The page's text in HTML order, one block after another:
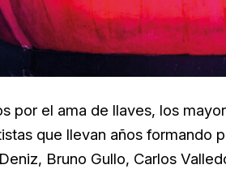
por el ama de llaves, los
que llevan años formando
Bruno Gullo, Carlos